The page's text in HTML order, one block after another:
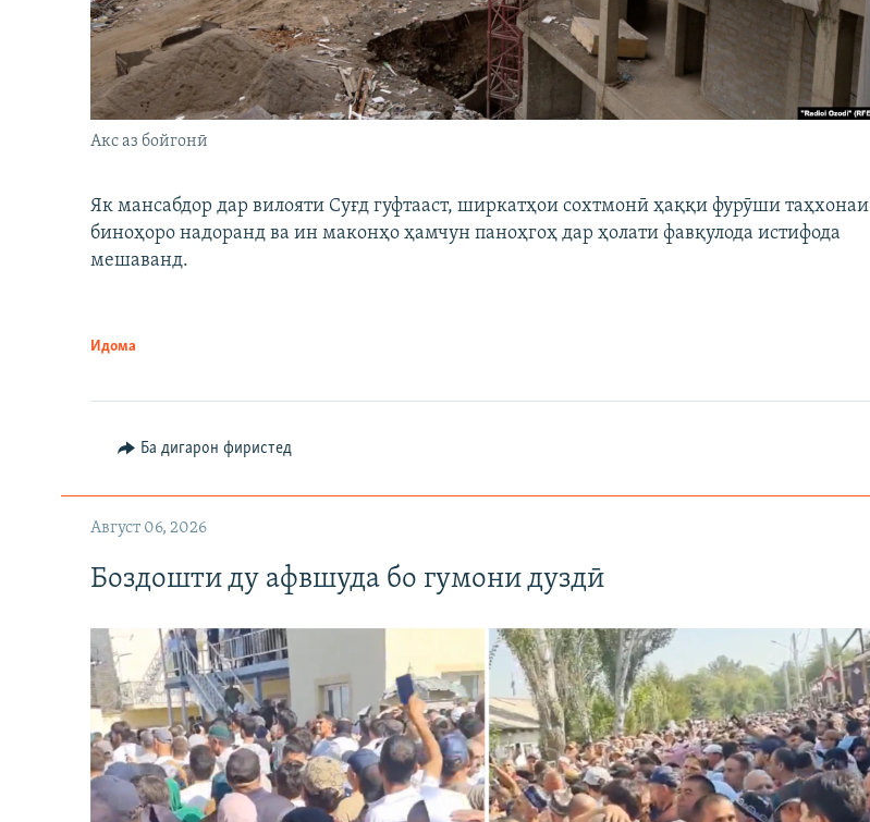
Акс аз бойгонӣ
Як мансабдор дар вилояти Суғд гуфтааст, ширкатҳои сохтмонӣ ҳаққи фурӯши таҳхонаи
биноҳоро надоранд ва ин маконҳо ҳамчун паноҳгоҳ дар ҳолати фавқулода истифода
мешаванд.
Идома
Ба дигарон фиристед
Август 06, 2026
Боздошти ду афвшуда бо гумони дуздӣ